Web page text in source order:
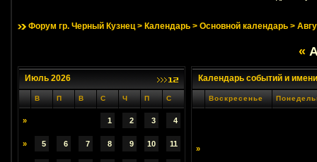
Форум гр. Черный Кузнец> Календарь> Основной календарь>
«
Июль 2026
В П В С Ч П С
» 1 2 3 4
» 5 6 7 8 9 10 11
Календарь событий и
Воскресенье
»